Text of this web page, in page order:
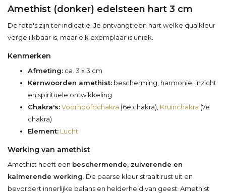
Amethist (donker) edelsteen hart 3 cm
De foto's zijn ter indicatie. Je ontvangt een hart welke qua kleur
vergelijkbaar is, maar elk exemplaar is uniek.
Kenmerken
Afmeting: ca. 3 x 3 cm
Kernwoorden amethist: bescherming, harmonie, inzicht
en spirituele ontwikkeling.
Chakra's:Voorhoofdchakra (6e chakra), Kruinchakra (7e
chakra)
Element: Lucht
Werking van amethist
Amethist heeft een beschermende, zuiverende en
kalmerende werking . De paarse kleur straalt rust uit en
bevordert innerlijke balans en helderheid van geest. Amethist